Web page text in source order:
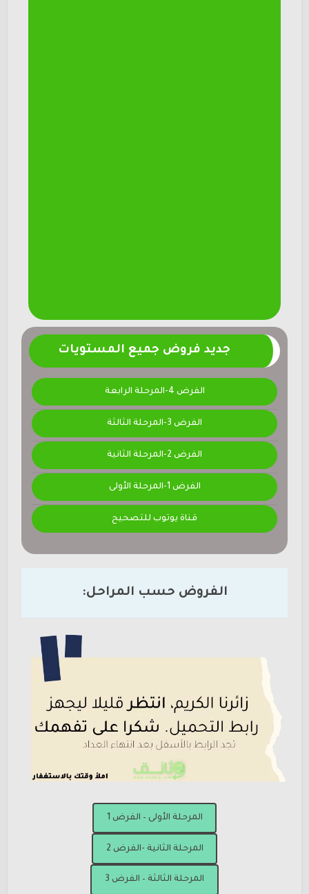
جديد فروض جميع المستويات
الفرض 4-المرحلة الرابعة
الفرض 3-المرحلة الثالثة
الفرض 2-المرحلة الثانية
الفرض 1-المرحلة الأولى
قناة يوتوب للتصحيح
الفروض حسب المراحل:
المرحلة الأولى – الفرض 1
المرحلة الثانية -الفرض 2
المرحلة الثالثة – الفرض 3